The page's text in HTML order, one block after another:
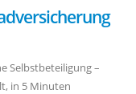
Selbstbeteiligung –
in 5 Minuten